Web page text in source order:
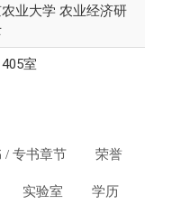
业大学 农业经济研
室
/ 专书章节 荣誉
实验室 学历